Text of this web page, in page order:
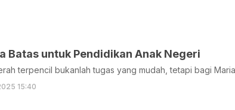
Batas untuk Pendidikan Anak Negeri
terpencil bukanlah tugas yang mudah, tetapi bagi
15:40